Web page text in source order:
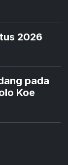
2026
pada
Koe